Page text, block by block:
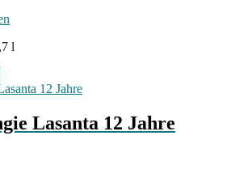
l
Lasanta 12 Jahre